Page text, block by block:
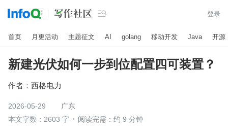
 登录
首页 月更活动 主题征文 AI golang 移动开发 Java 开源
新建光伏如何一步到位配置四可装置？
作者： 西格电力
2026-05-29
广东
本文字数：2603 字
阅读完需：约 9 分钟